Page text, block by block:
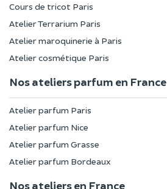
Cours de tricot Paris
Atelier Terrarium Paris
Atelier maroquinerie à Paris
Atelier cosmétique Paris
Nos ateliers parfum en France
Atelier parfum Paris
Atelier parfum Nice
Atelier parfum Grasse
Atelier parfum Bordeaux
Nos ateliers en France